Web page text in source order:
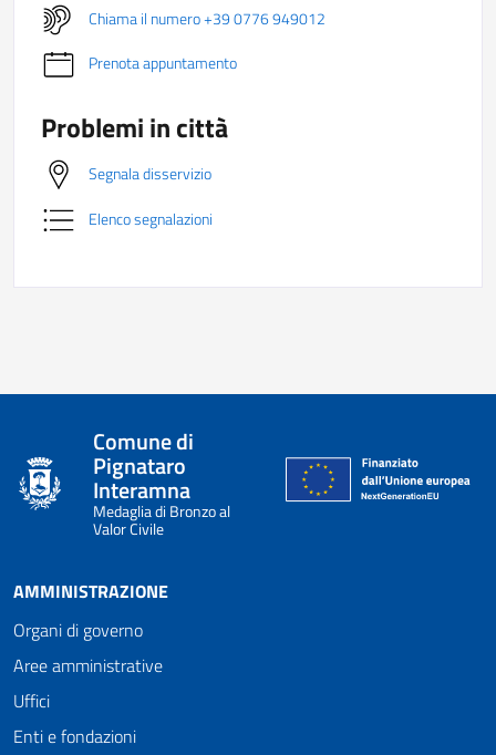
Chiama il numero +39 0776 949012
Prenota appuntamento
Problemi in città
Segnala disservizio
Elenco segnalazioni
Comune di
Pignataro
Interamna
Medaglia di Bronzo al
Valor Civile
AMMINISTRAZIONE
Organi di governo
Aree amministrative
Uffici
Enti e fondazioni